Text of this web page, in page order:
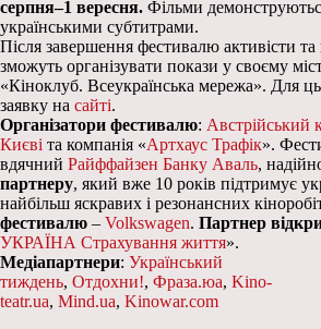
серпня–1 вересня. Фільми
українськими субтитрами.
Після завершення фестивалю активісти та
зможуть організувати покази у своєму
«Кіноклуб. Всеукраїнська мережа». Для
заявку на сайті.
Організатори фестивалю: Австрійський
Києві та компанія «Артхаус Трафік».
вдячний Райффайзен Банку Аваль,
партнеру, який вже 10 років підтримує
найбільш яскравих і резонансних
фестивалю – Volkswagen. Партнер
УКРАЇНА Страхування життя».
Медіапартнери: Український
тиждень, Отдохни!, Фраза.юа, Kino-
teatr.ua, Mind.ua, Kinowar.com